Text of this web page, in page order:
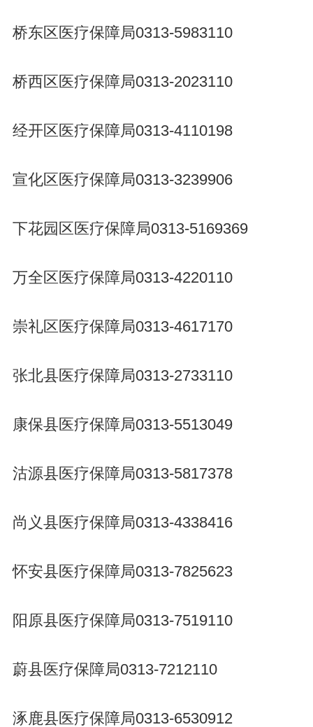
桥东区医疗保障局0313-5983110
桥西区医疗保障局0313-2023110
经开区医疗保障局0313-4110198
宣化区医疗保障局0313-3239906
下花园区医疗保障局0313-5169369
万全区医疗保障局0313-4220110
崇礼区医疗保障局0313-4617170
张北县医疗保障局0313-2733110
康保县医疗保障局0313-5513049
沽源县医疗保障局0313-5817378
尚义县医疗保障局0313-4338416
怀安县医疗保障局0313-7825623
阳原县医疗保障局0313-7519110
蔚县医疗保障局0313-7212110
涿鹿县医疗保障局0313-6530912